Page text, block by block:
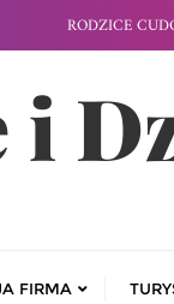
RODZICE
i
FIRMA